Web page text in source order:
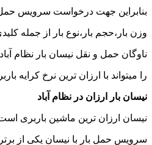
بنابراین جهت درخواست سرویس حمل
وزن بار،حجم بار،نوع بار از جمله
ناوگان حمل و نقل نیسان بار نظام
را میتواند با ارزان ترین نرخ کرایه
نیسان بار ارزان در نظام آباد
نیسان ارزان ترین ماشین باربری
سرویس حمل بار با نیسان یکی از